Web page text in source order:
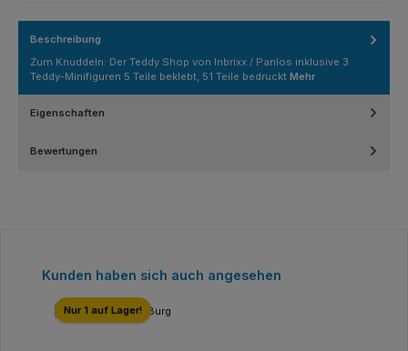
Beschreibung
Zum Knuddeln: Der Teddy Shop von Inbrixx / Panlos inklusive 3
Teddy-Minifiguren 5 Teile beklebt, 51 Teile bedruckt Mehr
Eigenschaften
Bewertungen
Produktgalerie überspringen
Kunden haben sich auch angesehen
Nur 1 auf Lager!